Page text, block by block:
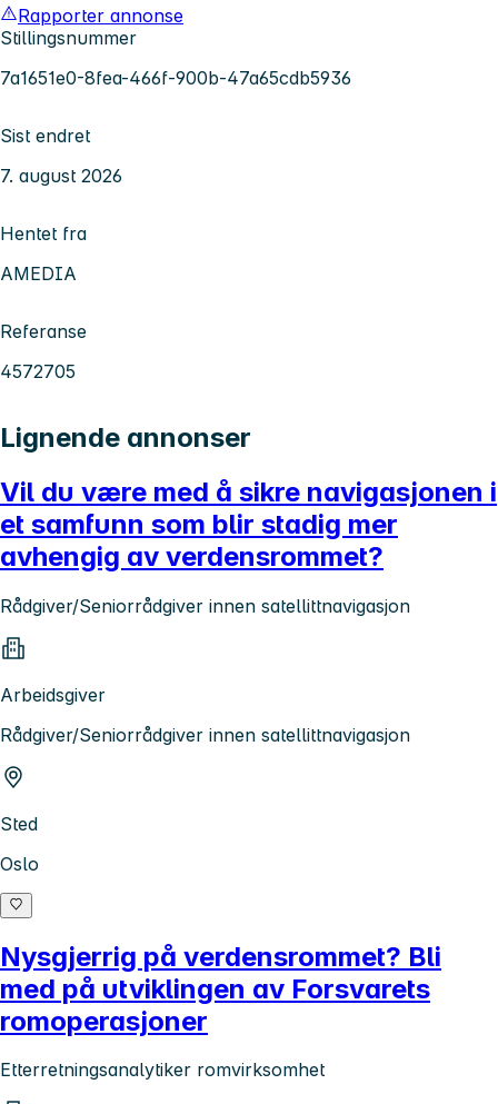
Rapporter annonse
Stillingsnummer
7a1651e0-8fea-466f-900b-47a65cdb5936
Sist endret
7. august 2026
Hentet fra
AMEDIA
Referanse
4572705
Lignende annonser
Vil du være med å sikre navigasjonen i
et samfunn som blir stadig mer
avhengig av verdensrommet?
Rådgiver/Seniorrådgiver innen satellittnavigasjon
Arbeidsgiver
Rådgiver/Seniorrådgiver innen satellittnavigasjon
Sted
Oslo
Nysgjerrig på verdensrommet? Bli
med på utviklingen av Forsvarets
romoperasjoner
Etterretningsanalytiker romvirksomhet